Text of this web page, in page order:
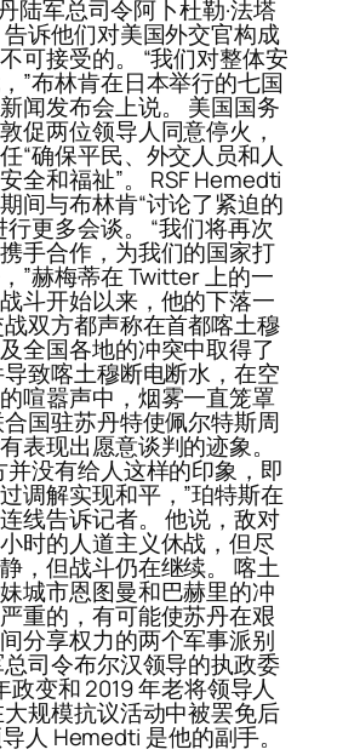
陆军总司令阿卜杜勒·法塔
告诉他们对美国外交官构成
可接受的。 “我们对整体安
”布林肯在日本举行的七国
闻发布会上说。 美国国务
促两位领导人同意停火，
“确保平民、外交人员和人
全和福祉”。 RSF Hemedti
间与布林肯“讨论了紧迫的
更多会谈。 “我们将再次
手合作，为我们的国家打
”赫梅蒂在 Twitter 上的一
斗开始以来，他的下落一
双方都声称在首都喀土穆
全国各地的冲突中取得了
致喀土穆断电断水，在空
喧嚣声中，烟雾一直笼罩
国驻苏丹特使佩尔特斯周
表现出愿意谈判的迹象。
并没有给人这样的印象，即
调解实现和平，”珀特斯在
线告诉记者。 他说，敌对
时的人道主义休战，但尽
，但战斗仍在继续。 喀土
城市恩图曼和巴赫里的冲
重的，有可能使苏丹在艰
分享权力的两个军事派别
司令布尔汉领导的执政委
政变和 2019 年老将领导人
大规模抗议活动中被罢免后
人 Hemedti 是他的副手。